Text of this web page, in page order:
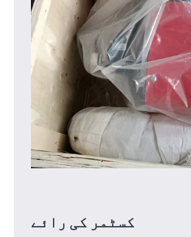
کسٹمر کی رائے